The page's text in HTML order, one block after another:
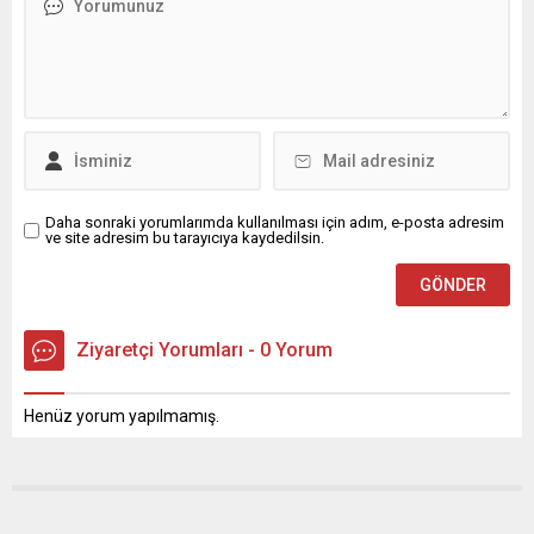
Daha sonraki yorumlarımda kullanılması için adım, e-posta adresim
ve site adresim bu tarayıcıya kaydedilsin.
Ziyaretçi Yorumları - 0 Yorum
Henüz yorum yapılmamış.